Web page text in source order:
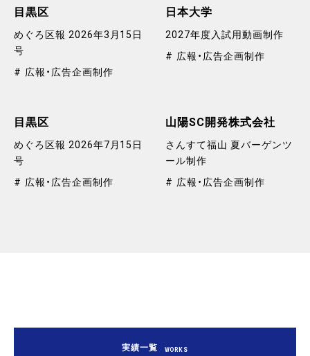
目黒区
めぐろ区報 2026年3月15日
号
広報・広告企画制作
日本大学
2027年度入試用動画制作
広報・広告企画制作
目黒区
めぐろ区報 2026年7月15日
号
広報・広告企画制作
山陽SC開発株式会社
さんすて福山 夏バーゲンツ
ール制作
広報・広告企画制作
実績一覧 WORKS